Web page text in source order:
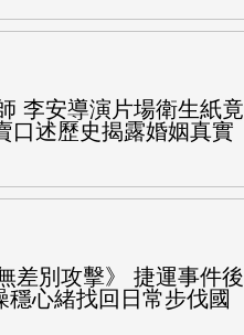
李安導演片場衛生紙竟
口述歷史揭露婚姻真實
差別攻擊》 捷運事件後
心緒找回日常步伐國